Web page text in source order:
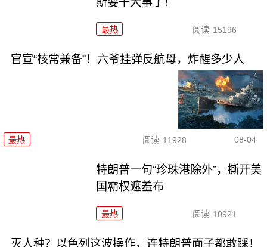
最热 阅读 15196
官宣“核常兼备”！六爷挂弹反航母，炸醒多少人
最热 阅读 11928 08-04
特朗普一句“珍珠港除外”，撕开美
国霸权遮羞布
最热 阅读 10921
灭人种？以色列这波操作，连特朗普面子都敢踩！